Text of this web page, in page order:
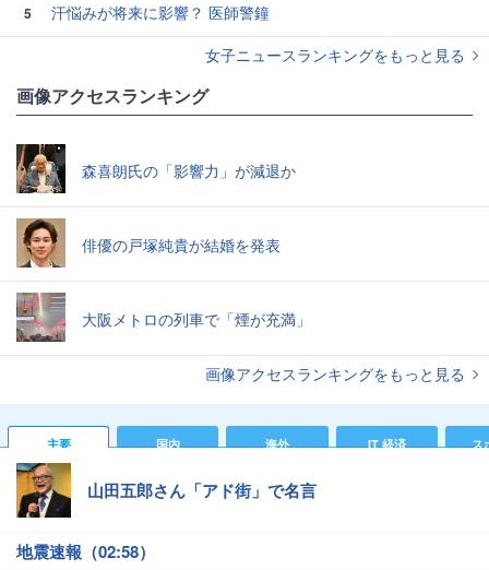
5
汗悩みが将来に影響？ 医師警鐘
女子ニュースランキングをもっと見る
画像アクセスランキング
森喜朗氏の「影響力」が減退か
俳優の戸塚純貴が結婚を発表
大阪メトロの列車で「煙が充満」
画像アクセスランキングをもっと見る
主要 国内 海外 IT 経済 ス
山田五郎さん「アド街」で名言
地震速報（02:58）